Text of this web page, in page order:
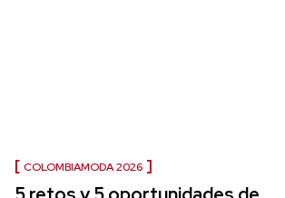
COLOMBIAMODA 2026